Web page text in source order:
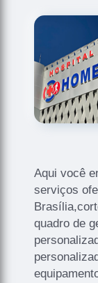
Aqui você
serviços
quadro de